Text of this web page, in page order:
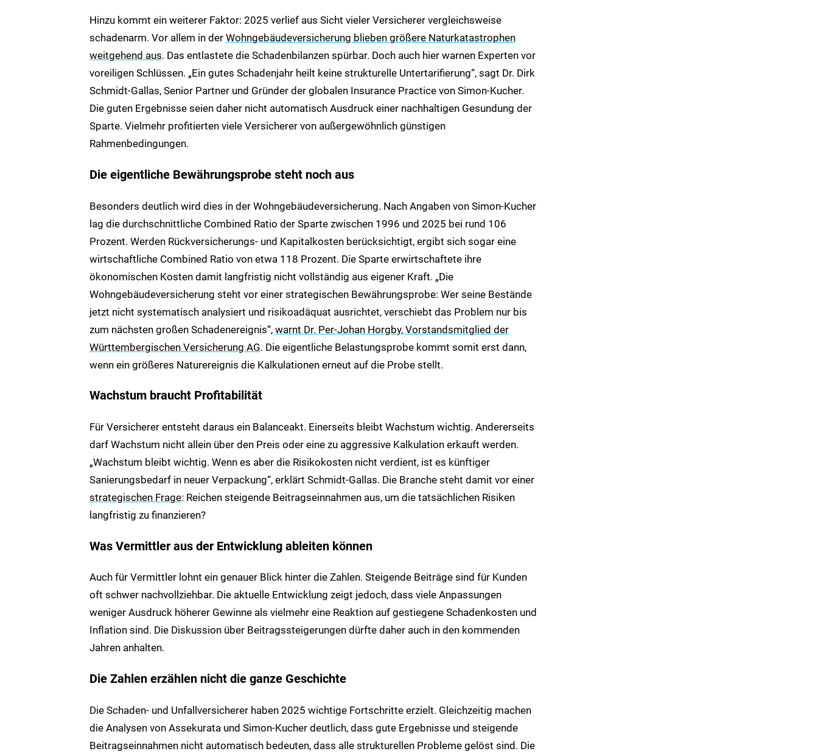
Hinzu kommt ein weiterer Faktor: 2025 verlief aus Sicht vieler Versicherer vergleichsweise
schadenarm. Vor allem in der Wohngebäudeversicherung blieben größere Naturkatastrophen
weitgehend aus. Das entlastete die Schadenbilanzen spürbar. Doch auch hier warnen Experten vor
voreiligen Schlüssen. „Ein gutes Schadenjahr heilt keine strukturelle Untertarifierung“, sagt Dr. Dirk
Schmidt-Gallas, Senior Partner und Gründer der globalen Insurance Practice von Simon-Kucher.
Die guten Ergebnisse seien daher nicht automatisch Ausdruck einer nachhaltigen Gesundung der
Sparte. Vielmehr profitierten viele Versicherer von außergewöhnlich günstigen
Rahmenbedingungen.
Die eigentliche Bewährungsprobe steht noch aus
Besonders deutlich wird dies in der Wohngebäudeversicherung. Nach Angaben von Simon-Kucher
lag die durchschnittliche Combined Ratio der Sparte zwischen 1996 und 2025 bei rund 106
Prozent. Werden Rückversicherungs- und Kapitalkosten berücksichtigt, ergibt sich sogar eine
wirtschaftliche Combined Ratio von etwa 118 Prozent. Die Sparte erwirtschaftete ihre
ökonomischen Kosten damit langfristig nicht vollständig aus eigener Kraft. „Die
Wohngebäudeversicherung steht vor einer strategischen Bewährungsprobe: Wer seine Bestände
jetzt nicht systematisch analysiert und risikoadäquat ausrichtet, verschiebt das Problem nur bis
zum nächsten großen Schadenereignis“, warnt Dr. Per-Johan Horgby, Vorstandsmitglied der
Württembergischen Versicherung AG. Die eigentliche Belastungsprobe kommt somit erst dann,
wenn ein größeres Naturereignis die Kalkulationen erneut auf die Probe stellt.
Wachstum braucht Profitabilität
Für Versicherer entsteht daraus ein Balanceakt. Einerseits bleibt Wachstum wichtig. Andererseits
darf Wachstum nicht allein über den Preis oder eine zu aggressive Kalkulation erkauft werden.
„Wachstum bleibt wichtig. Wenn es aber die Risikokosten nicht verdient, ist es künftiger
Sanierungsbedarf in neuer Verpackung“, erklärt Schmidt-Gallas. Die Branche steht damit vor einer
strategischen Frage: Reichen steigende Beitragseinnahmen aus, um die tatsächlichen Risiken
langfristig zu finanzieren?
Was Vermittler aus der Entwicklung ableiten können
Auch für Vermittler lohnt ein genauer Blick hinter die Zahlen. Steigende Beiträge sind für Kunden
oft schwer nachvollziehbar. Die aktuelle Entwicklung zeigt jedoch, dass viele Anpassungen
weniger Ausdruck höherer Gewinne als vielmehr eine Reaktion auf gestiegene Schadenkosten und
Inflation sind. Die Diskussion über Beitragssteigerungen dürfte daher auch in den kommenden
Jahren anhalten.
Die Zahlen erzählen nicht die ganze Geschichte
Die Schaden- und Unfallversicherer haben 2025 wichtige Fortschritte erzielt. Gleichzeitig machen
die Analysen von Assekurata und Simon-Kucher deutlich, dass gute Ergebnisse und steigende
Beitragseinnahmen nicht automatisch bedeuten, dass alle strukturellen Probleme gelöst sind. Die